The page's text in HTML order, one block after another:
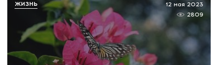
12 мая 2023
2809
ЖИЗНЬ